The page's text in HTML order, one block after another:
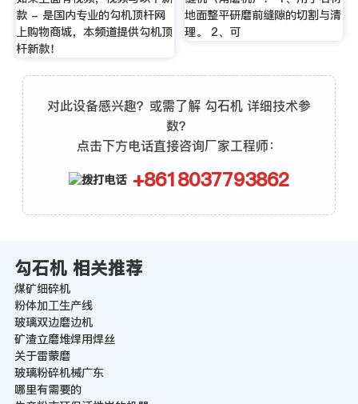
款 - 是国内专业的勾机顶杆网
上购物商城，本频道提供勾机顶
杆新款！
地面整平研磨前缝隙的切割与清
理。 2、可
对此设备感兴趣？或需了解 勾石机 详细技术参
数？
点击下方电话直接咨询厂家工程师：
+8618037793862
勾石机 相关推荐
煤矿细碎机
粉体加工生产线
玻璃双边磨边机
矿渣立磨堆焊用焊丝
关于雷蒙磨
玻璃粉碎机械广东
哪里有需要的